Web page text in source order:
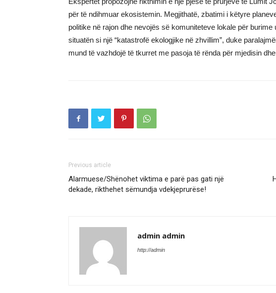
për të ndihmuar ekosistemin. Megjithatë, zbatimi i këtyre
politike në rajon dhe nevojës së komuniteteve lokale për
situatën si një “katastrofë ekologjike në zhvillim”, duke
mund të vazhdojë të tkurret me pasoja të rënda për mjedisin
Previous article
Alarmuese/Shënohet viktima e parë pas gati një
dekade, rikthehet sëmundja vdekjeprurëse!
admin admin
http://admin